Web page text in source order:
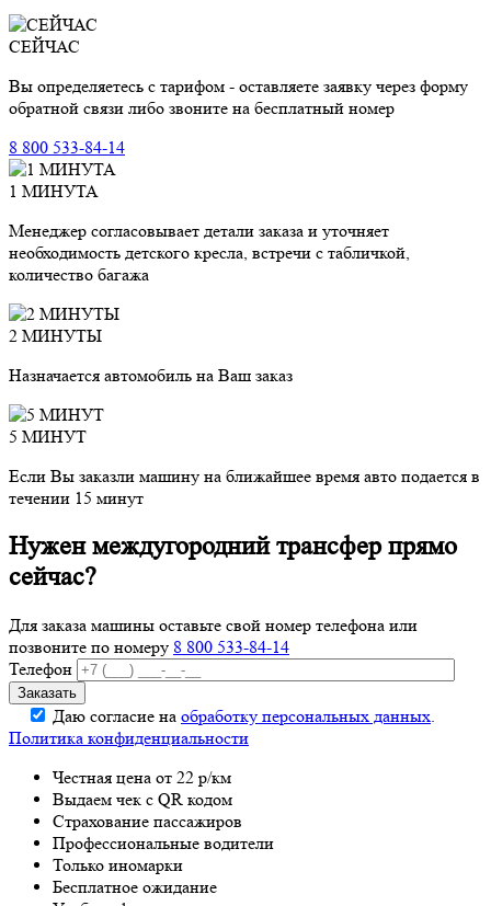
СЕЙЧАС
Вы определяетесь с тарифом - оставляете заявку через форму
обратной связи либо звоните на бесплатный номер
8 800 533-84-14
1 МИНУТА
Менеджер согласовывает детали заказа и уточняет
необходимость детского кресла, встречи с табличкой,
количество багажа
2 МИНУТЫ
Назначается автомобиль на Ваш заказ
5 МИНУТ
Если Вы заказли машину на ближайшее время авто подается в
течении 15 минут
Нужен междугородний трансфер прямо
сейчас?
Для заказа машины оставьте свой номер телефона или
позвоните по номеру 8 800 533-84-14
Телефон
Даю согласие на обработку персональных данных.
Политика конфиденциальности
Честная цена от 22 р/км
Выдаем чек с QR кодом
Страхование пассажиров
Профессиональные водители
Только иномарки
Бесплатное ожидание